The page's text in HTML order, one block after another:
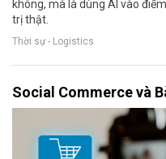
không, mà là dùng AI vào
trị thật.
Thời sự - Logistics
Social Commerce và